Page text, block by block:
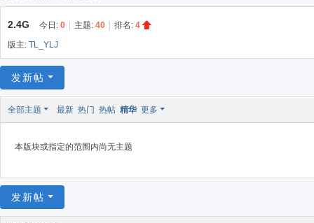
论
坛
2.4G 今日: 0 主题: 40 排名: 4
版主: TL_YLJ
发新帖
全部主题 最新 热门 热帖 精华 更多
本版块或指定的范围内尚无主题
发新帖